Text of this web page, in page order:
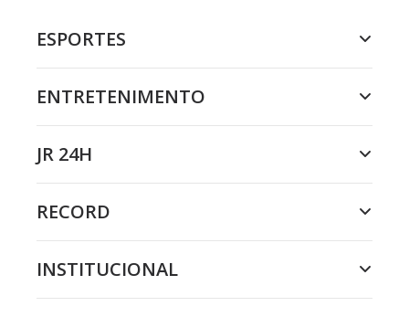
ESPORTES
ENTRETENIMENTO
JR 24H
RECORD
INSTITUCIONAL